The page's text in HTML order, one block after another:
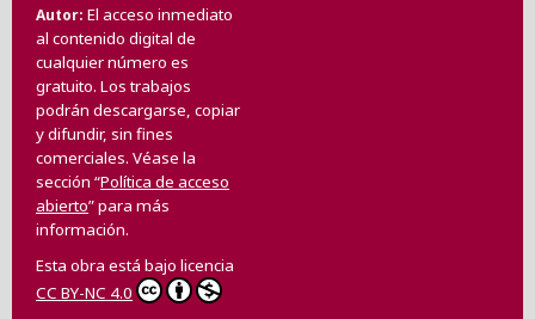
Autor El acceso inmediato
al contenido digital de
cualquier número es
gratuito. Los trabajos
podrán descargarse, copiar
y difundir, sin fines
comerciales. Véase la
sección “Política de acceso
abierto” para más
información.
Esta obra está bajo licencia
CC BY-NC 4.0